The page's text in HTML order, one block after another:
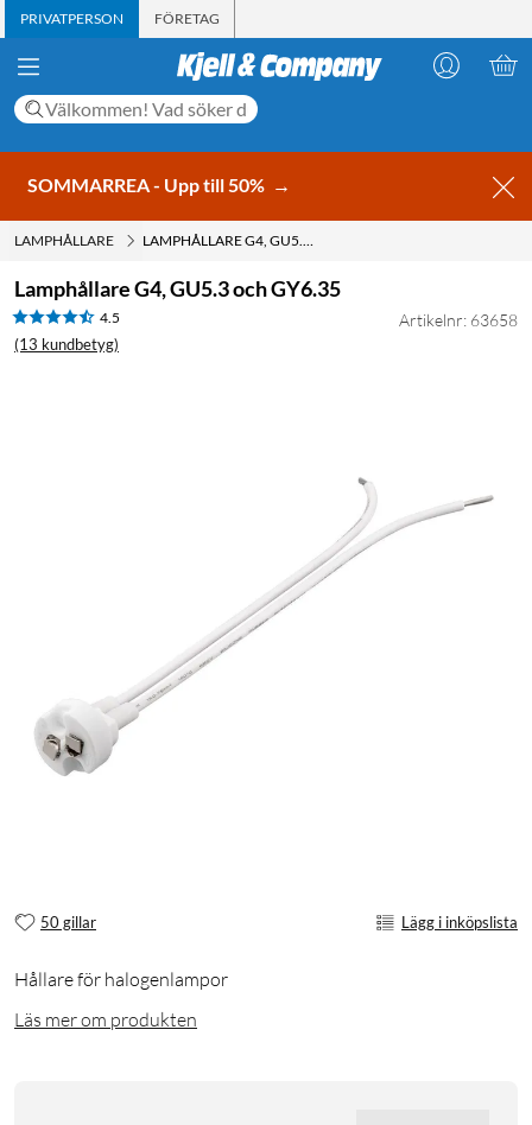
PRIVATPERSON FÖRETAG
SOMMARREA - Upp till 50% →
LAMPHÅLLARE LAMPHÅLLARE G4, GU5.3 OCH GY6.35
Lamphållare G4, GU5.3 och GY6.35
4.5
(13 kundbetyg)
Artikelnr: 63658
50 gillar Lägg i inköpslista
Hållare för halogenlampor
Läs mer om produkten